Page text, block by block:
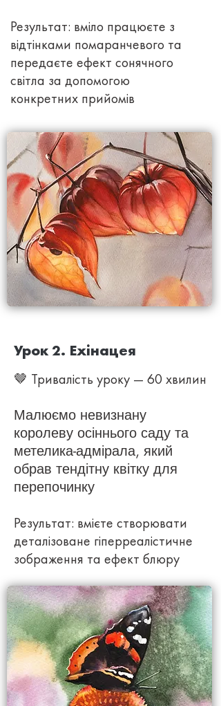
Результат: вміло працюєте з
відтінками помаранчевого та
передаєте ефект сонячного
світла за допомогою
конкретних прийомів
Урок 2. Ехінацея
🤎 Тривалість уроку — 60 хвилин
Малюємо невизнану
королеву осіннього саду та
метелика-адмірала, який
обрав тендітну квітку для
перепочинку
Результат: вмієте створювати
деталізоване гіперреалістичне
зображення та ефект блюру